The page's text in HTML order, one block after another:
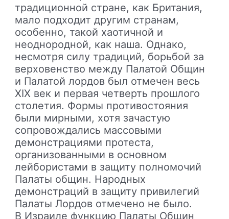
традиционной стране, как Британия,
мало подходит другим странам,
особенно, такой хаотичной и
неоднородной, как наша. Однако,
несмотря силу традиций, борьбой за
верховенство между Палатой Общин
и Палатой лордов был отмечен весь
XIX век и первая четверть прошлого
столетия. Формы противостояния
были мирными, хотя зачастую
сопровождались массовыми
демонстрациями протеста,
организованными в основном
лейбористами в защиту полномочий
Палаты общин. Народных
демонстраций в защиту привилегий
Палаты Лордов отмечено не было.
В Израиле функцию Палаты Общин